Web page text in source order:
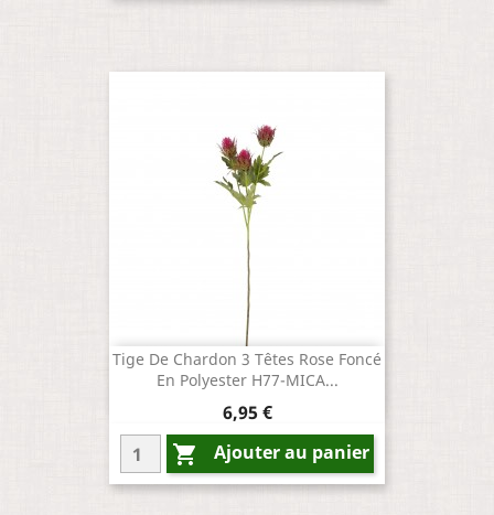
Tige De Chardon 3 Têtes Rose Foncé
En Polyester H77-MICA...
Prix
6,95 €
 Ajouter au panier